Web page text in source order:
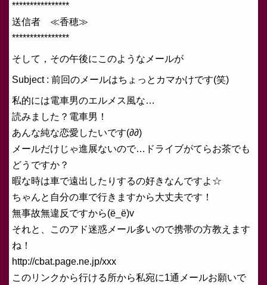
****************
送信者 ≪香穂≫
****************
そして，その午後にこのようなメールが
Subject : 前回のメールはちょっとカマかけです(笑)
私的には電車男のエルメス風な…
読みました？電車男！
あんな純な恋愛したいです(∂∂)
メールだけじゃ進展ないので…ドライブがてらお茶でも
どうですか？
暇な時は車で遠出したりするの好きなんですよ☆
ちゃんと自分の車で行きますから大丈夫です！
無事故無違反ですから(ё_ё)v
それと、このアド迷惑メール多いので携帯の方教えます
ね！
http://cbat.page.ne.jp/xxx
このリンクから行ける所から私宛に1通メールお願いで